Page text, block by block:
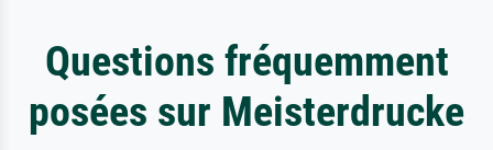
Questions fréquemment
posées sur Meisterdrucke